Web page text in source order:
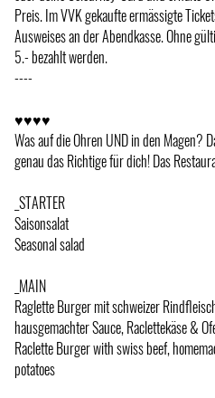
Preis. Im VVK gekaufte ermässigte
Ausweises an der Abendkasse. Ohne
5.- bezahlt werden.
----
♥♥♥♥
Was auf die Ohren UND in den Magen?
genau das Richtige für dich! Das
_STARTER
Saisonsalat
Seasonal salad
_MAIN
Raglette Burger mit schweizer
hausgemachter Sauce, Raclettekäse &
Raclette Burger with swiss beef,
potatoes